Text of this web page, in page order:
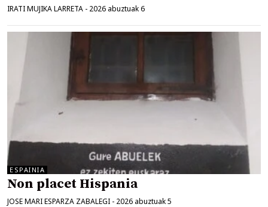
IRATI MUJIKA LARRETA - 2026 abuztuak 6
ESPAINIA
Non placet Hispania
JOSE MARI ESPARZA ZABALEGI - 2026 abuztuak 5